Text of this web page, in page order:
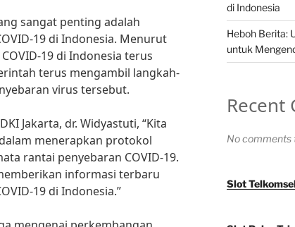
sangat penting adalah
19 di Indonesia. Menurut
19 di Indonesia terus
terus mengambil langkah-
virus tersebut.
Jakarta, dr. Widyastuti, “Kita
menerapkan protokol
rantai penyebaran COVID-19.
informasi terbaru
19 di Indonesia.”
di Indonesia
Heboh Berita:
untuk
Recent
No comments
Slot